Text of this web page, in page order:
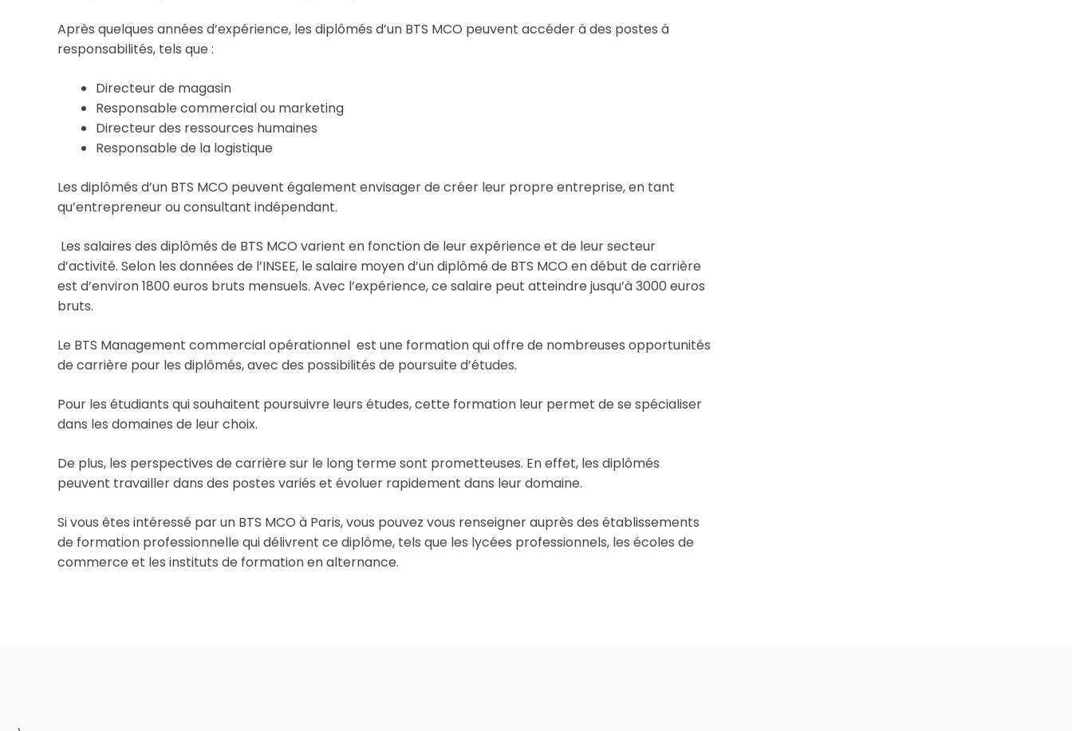
Après quelques années d’expérience, les diplômés d’un BTS MCO peuvent accéder à des postes à
responsabilités, tels que :
Directeur de magasin
Responsable commercial ou marketing
Directeur des ressources humaines
Responsable de la logistique
Les diplômés d’un BTS MCO peuvent également envisager de créer leur propre entreprise, en tant
qu’entrepreneur ou consultant indépendant.
Les salaires des diplômés de BTS MCO varient en fonction de leur expérience et de leur secteur
d’activité. Selon les données de l’INSEE, le salaire moyen d’un diplômé de BTS MCO en début de carrière
est d’environ 1800 euros bruts mensuels. Avec l’expérience, ce salaire peut atteindre jusqu’à 3000 euros
bruts.
Le BTS Management commercial opérationnel est une formation qui offre de nombreuses opportunités
de carrière pour les diplômés, avec des possibilités de poursuite d’études.
Pour les étudiants qui souhaitent poursuivre leurs études, cette formation leur permet de se spécialiser
dans les domaines de leur choix.
De plus, les perspectives de carrière sur le long terme sont prometteuses. En effet, les diplômés
peuvent travailler dans des postes variés et évoluer rapidement dans leur domaine.
Si vous êtes intéressé par un BTS MCO à Paris, vous pouvez vous renseigner auprès des établissements
de formation professionnelle qui délivrent ce diplôme, tels que les lycées professionnels, les écoles de
commerce et les instituts de formation en alternance.